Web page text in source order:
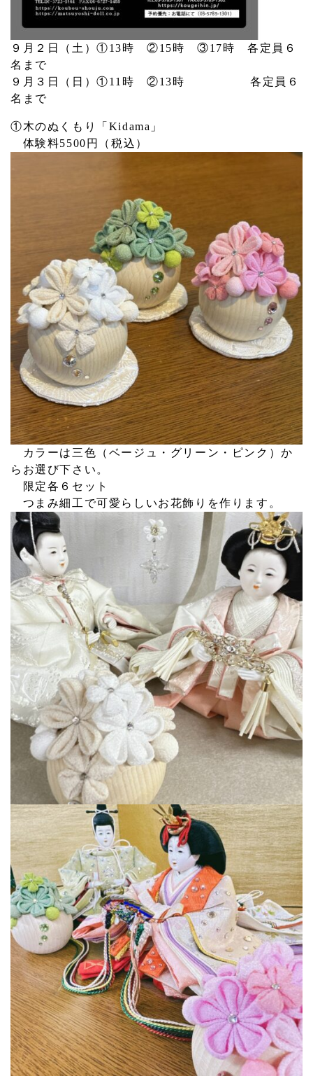
９月２日（土）①13時 ②15時 ③17時 各定員６
名まで
９月３日（日）①11時 ②13時 各定員６
名まで
①木のぬくもり「Kidama」
体験料5500円（税込）
カラーは三色（ベージュ・グリーン・ピンク）か
らお選び下さい。
限定各６セット
つまみ細工で可愛らしいお花飾りを作ります。